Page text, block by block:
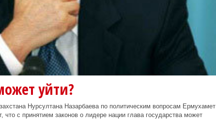
уйти?
Нурсултана Назарбаева по политическим вопросам Ермухамет
что с принятием законов о лидере нации глава государства может